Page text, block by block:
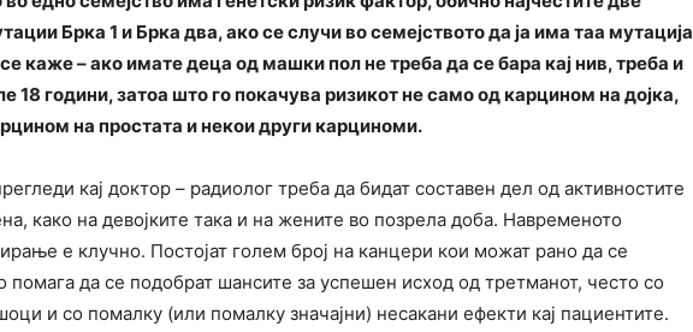
Брка 1 и Брка два, ако се случи во семејството да ја има таа мутација
каже – ако имате деца од машки пол не треба да се бара кај нив, треба и
18 години, затоа што го покачува ризикот не само од карцином на дојка,
на простата и некои други карциноми.
кај доктор – радиолог треба да бидат составен дел од активностите
како на девојките така и на жените во позрела доба. Навременото
е клучно. Постојат голем број на канцери кои можат рано да се
помага да се подобрат шансите за успешен исход од третманот, често со
и со помалку (или помалку значајни) несакани ефекти кај пациентите.